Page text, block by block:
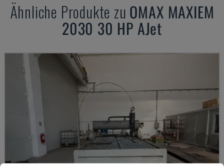
Ähnliche Produkte zu OMAX MAXIEM
2030 30 HP AJet